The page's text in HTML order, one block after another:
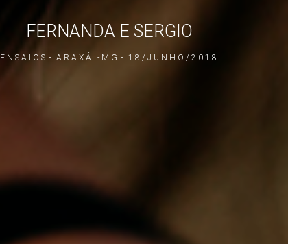
ENSAIOS ARAXÁ -MG 18/JUNHO/2018
FERNANDA E SERGIO